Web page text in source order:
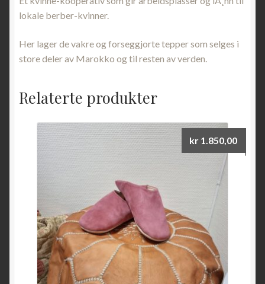
lokale berber-kvinner.
Her lager de vakre og forseggjorte tepper som selges i
store deler av Marokko og til resten av verden.
Relaterte produkter
kr 1.850,00